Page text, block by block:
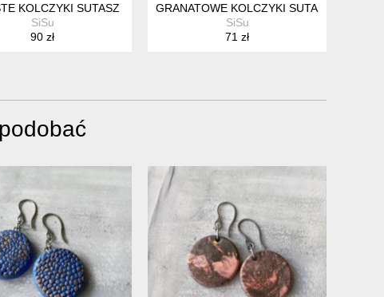
KOLCZYKI SUTASZ
SiSu
90 zł
GRANATOWE KOLCZYKI SUTASZ Z
SiSu
71 zł